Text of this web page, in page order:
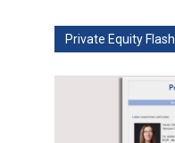
Private Equity Flash